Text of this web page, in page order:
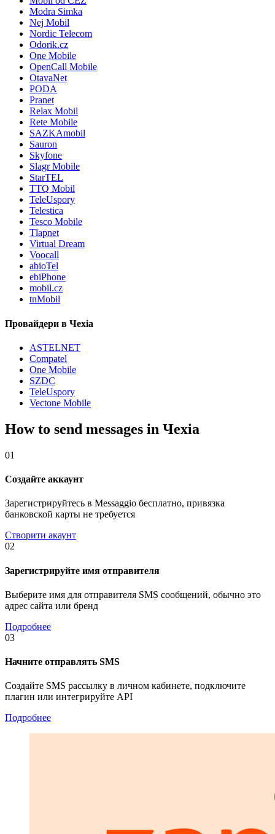
Modra Simka
Nej Mobil
Nordic Telecom
Odorik.cz
One Mobile
OpenCall Mobile
OtavaNet
PODA
Pranet
Relax Mobil
Rete Mobile
SAZKAmobil
Sauron
Skyfone
Slagr Mobile
StarTEL
TTQ Mobil
TeleUspory
Telestica
Tesco Mobile
Tlapnet
Virtual Dream
Voocall
abioTel
ebiPhone
mobil.cz
tnMobil
Провайдери в Чехіа
ASTELNET
Compatel
One Mobile
SZDC
TeleUspory
Vectone Mobile
How to send messages in Чехіа
01
Создайте аккаунт
Зарегистрируйтесь в Messaggio бесплатно, привязка
банковской карты не требуется
Створити акаунт
02
Зарегистрируйте имя отправителя
Выберите имя для отправителя SMS сообщений, обычно это
адрес сайта или бренд
Подробнее
03
Начните отправлять SMS
Создайте SMS рассылку в личном кабинете, подключите
плагин или интегрируйте API
Подробнее